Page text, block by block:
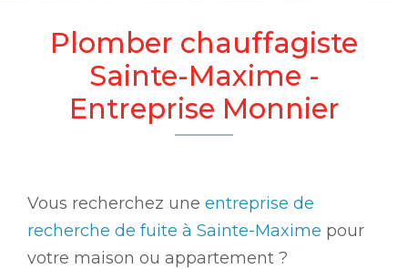
Plomber chauffagiste
Sainte-Maxime -
Entreprise Monnier
Vous recherchez une entreprise de
recherche de fuite à Sainte-Maxime pour
votre maison ou appartement ?